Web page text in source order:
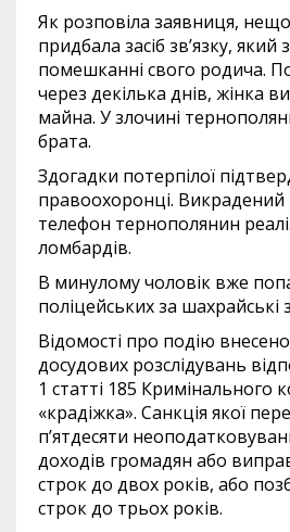
Як розповіла заявниця,
придбала засіб зв’язку,
помешканні свого родича.
через декілька днів, жінка
майна. У злочині
брата.
Здогадки потерпілої
правоохоронці. Викрадений
телефон тернополянин
ломбардів.
В минулому чоловік вже
поліцейських за шахрайські
Відомості про подію
досудових розслідувань
1 статті 185 Кримінального
«крадіжка». Санкція якої
п’ятдесяти
доходів громадян або
строк до двох років, або
строк до трьох років.